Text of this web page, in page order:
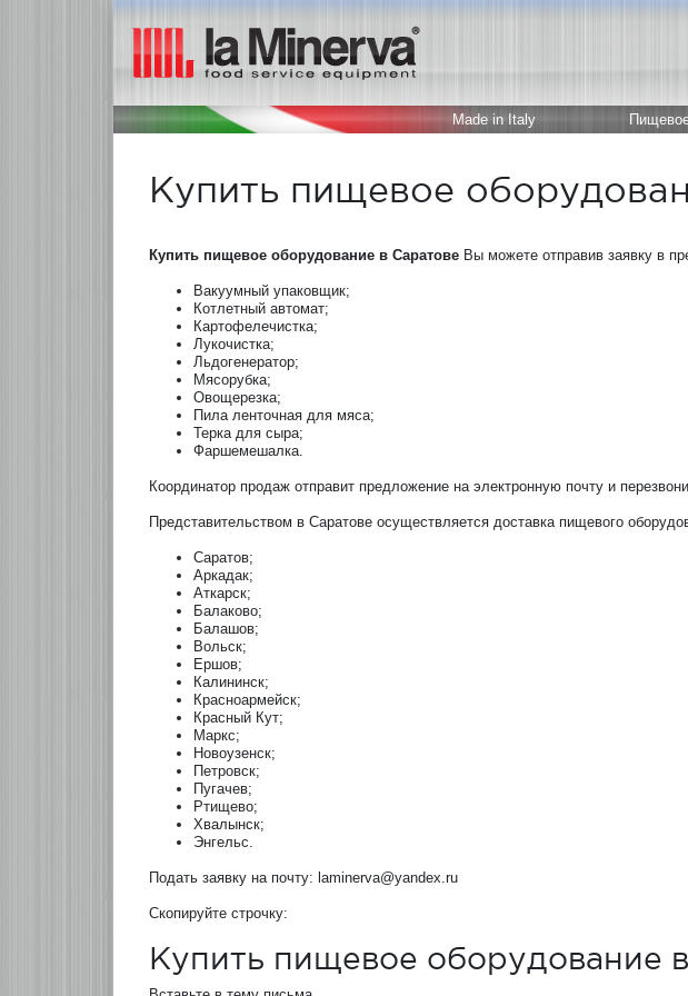
Made in Italy
Купить пищевое
Купить пищевое оборудование в Саратове Вы можете отправив заявку в
Вакуумный упаковщик;
Котлетный автомат;
Картофелечистка;
Лукочистка;
Льдогенератор;
Мясорубка;
Овощерезка;
Пила ленточная для мяса;
Терка для сыра;
Фаршемешалка.
Координатор продаж отправит предложение на электронную почту и
Представительством в Саратове осуществляется доставка пищевого
Саратов;
Аркадак;
Аткарск;
Балаково;
Балашов;
Вольск;
Ершов;
Калининск;
Красноармейск;
Красный Кут;
Маркс;
Новоузенск;
Петровск;
Пугачев;
Ртищево;
Хвалынск;
Энгельс.
Подать заявку на почту: laminerva@yandex.ru
Скопируйте строчку:
Купить пищевое оборудование